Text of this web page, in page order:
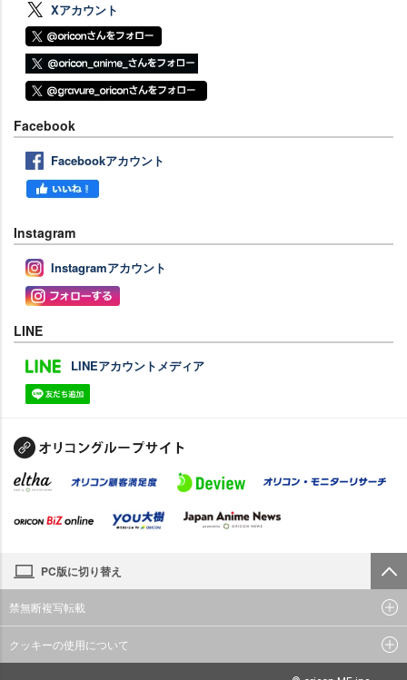
Xアカウント
Facebook
Facebookアカウント
Instagram
Instagramアカウント
LINE
LINEアカウントメディア
PC版に切り替え
禁無断複写転載
クッキーの使用について